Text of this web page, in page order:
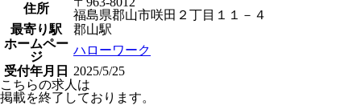
住所
福島県郡山市咲田２丁目１１－４
最寄り駅
郡山駅
ホームペー
ジ
ハローワーク
受付年月日
2025/5/25
こちらの求人は
掲載を終了しております。